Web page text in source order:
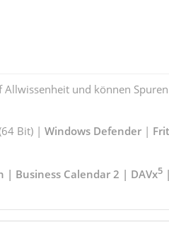
und können
Bit) | Windows Defender|
| Business Calendar 2 | DAVx5|